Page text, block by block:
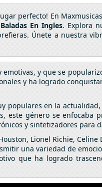
perfecto! En
Baladas En Ingles. Explora
Únete a nuestra
y que se
y ha logrado
populares en la
género se enfocaba
y sintetizadores para
Lionel Richie,
una variedad de
que ha logrado